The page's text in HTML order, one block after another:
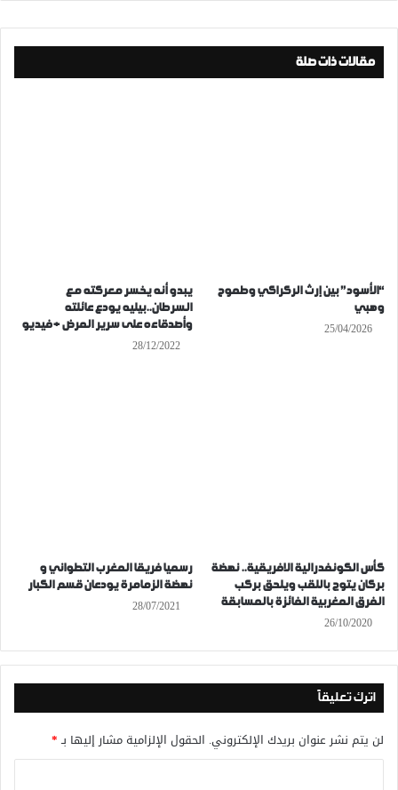
مقالات ذات صلة
“الأسود” بين إرث الركراكي وطموح
وهبي
25/04/2026
يبدو أنه يخسر معركته مع
السرطان..بيليه يودع عائلته
وأصدقاءه على سرير المرض + فيديو
28/12/2022
كأس الكونفدرالية الافريقية.. نهضة
بركان يتوج باللقب ويلحق بركب
الفرق المغربية الفائزة بالمسابقة
26/10/2020
رسميا فريقا المغرب التطواني و
نهضة الزمامرة يودعان قسم الكبار
28/07/2021
اترك تعليقاً
لن يتم نشر عنوان بريدك الإلكتروني. الحقول الإلزامية مشار إليها بـ*